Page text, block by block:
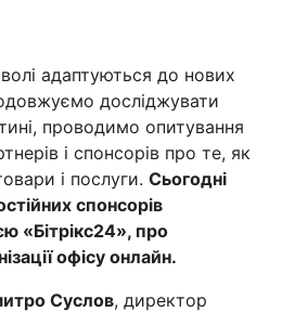
адаптуються до нових
досліджувати
проводимо опитування
і спонсорів про те, як
і послуги. Сьогодні
спонсорів
«Бітрікс24», про
офісу онлайн.
Суслов, директор